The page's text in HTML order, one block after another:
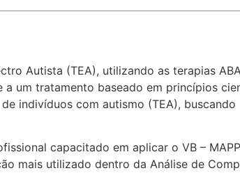
Autista (TEA), utilizando as terapias
um tratamento baseado em princípios
indivíduos com autismo (TEA), buscando
capacitado em aplicar o VB –
mais utilizado dentro da Análise de